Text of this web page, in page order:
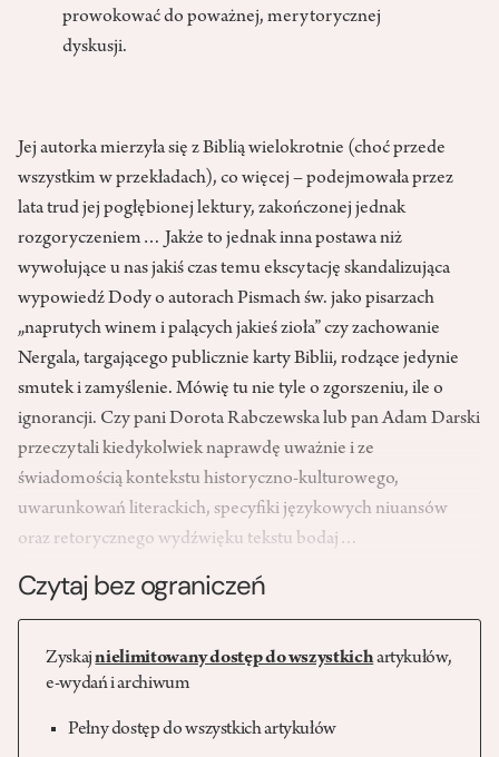
prowokować do poważnej, merytorycznej
dyskusji.
Jej autorka mierzyła się z Biblią wielokrotnie (choć przede
wszystkim w przekładach), co więcej – podejmowała przez
lata trud jej pogłębionej lektury, zakończonej jednak
rozgoryczeniem… Jakże to jednak inna postawa niż
wywołujące u nas jakiś czas temu ekscytację skandalizująca
wypowiedź Dody o autorach Pismach św. jako pisarzach
„naprutych winem i palących jakieś zioła” czy zachowanie
Nergala, targającego publicznie karty Biblii, rodzące jedynie
smutek i zamyślenie. Mówię tu nie tyle o zgorszeniu, ile o
ignorancji. Czy pani Dorota Rabczewska lub pan Adam Darski
przeczytali kiedykolwiek naprawdę uważnie i ze
świadomością kontekstu historyczno-kulturowego,
uwarunkowań literackich, specyfiki językowych niuansów
oraz retorycznego wydźwięku tekstu bodaj…
Czytaj bez ograniczeń
Zyskajnielimitowany dostęp do wszystkichartykułów,
e-wydań i archiwum
Pełny dostęp do wszystkich artykułów